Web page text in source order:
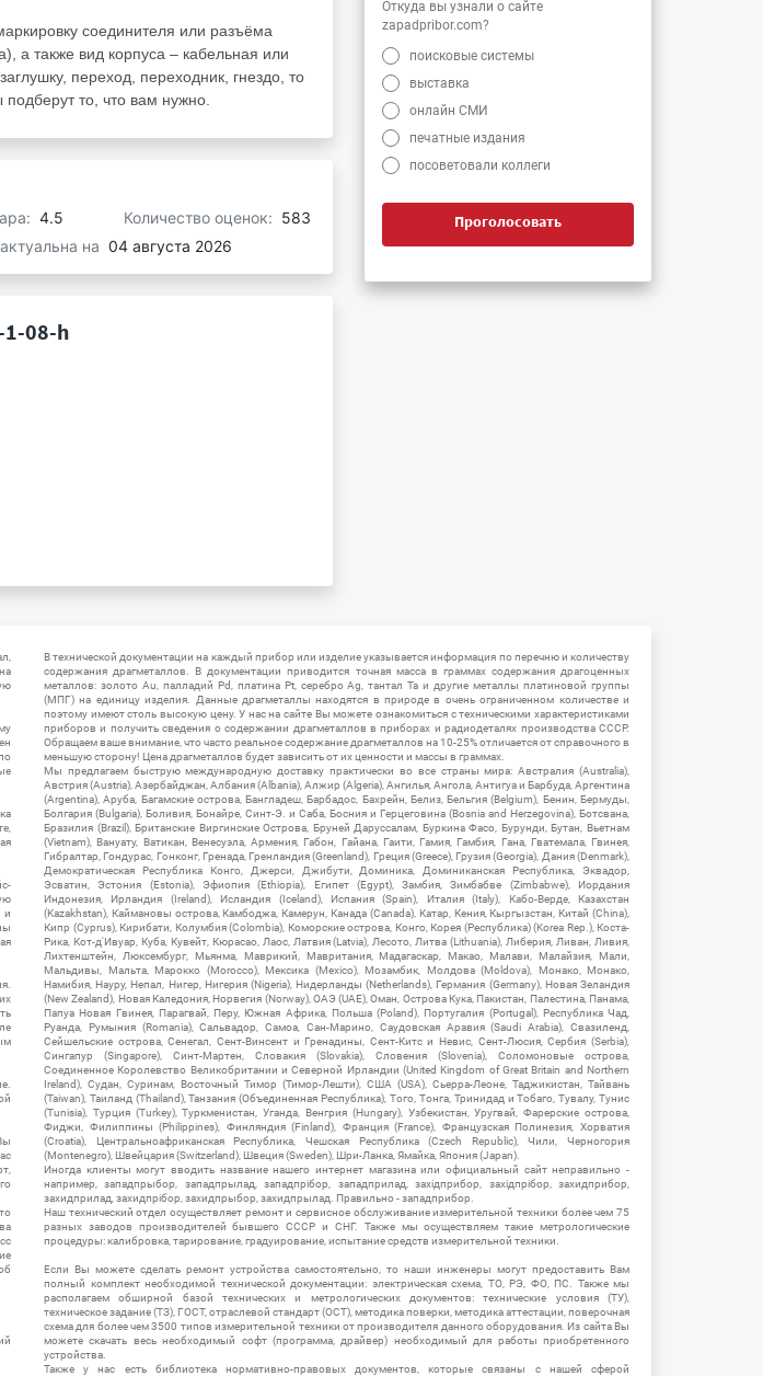
соединителя или разъёма
а также вид корпуса – кабельная или
переход, переходник, гнездо, то
то, что вам нужно.
4.5 Количество оценок: 583
на 04 августа 2026
08-h
Откуда вы узнали о сайте
zapadpribor.com?
поисковые системы
выставка
онлайн СМИ
печатные издания
посоветовали коллеги
Проголосовать
и
В технической документации на каждый прибор или изделие указывается информация по перечню и количеству
содержания драгметаллов. В документации приводится точная масса в граммах содержания драгоценных
металлов: золото Au, палладий Pd, платина Pt, серебро Ag, тантал Ta и другие металлы платиновой группы
(МПГ) на единицу изделия. Данные драгметаллы находятся в природе в очень ограниченном количестве и
поэтому имеют столь высокую цену. У нас на сайте Вы можете ознакомиться с техническими характеристиками
приборов и получить сведения о содержании драгметаллов в приборах и радиодеталях производства СССР.
Обращаем ваше внимание, что часто реальное содержание драгметаллов на 10-25% отличается от справочного в
меньшую сторону! Цена драгметаллов будет зависить от их ценности и массы в граммах.
Мы предлагаем быструю международную доставку практически во все страны мира: Австралия (Australia),
Австрия (Austria), Азербайджан, Албания (Albania), Алжир (Algeria), Ангилья, Ангола, Антигуа и Барбуда, Аргентина
(Argentina), Аруба, Багамские острова, Бангладеш, Барбадос, Бахрейн, Белиз, Бельгия (Belgium), Бенин, Бермуды,
Болгария (Bulgaria), Боливия, Бонайре, Синт-Э. и Саба, Босния и Герцеговина (Bosnia and Herzegovina), Ботсвана,
Бразилия (Brazil), Британские Виргинские Острова, Бруней Даруссалам, Буркина Фасо, Бурунди, Бутан, Вьетнам
(Vietnam), Вануату, Ватикан, Венесуэла, Армения, Габон, Гайана, Гаити, Гамия, Гамбия, Гана, Гватемала, Гвинея,
Гибралтар, Гондурас, Гонконг, Гренада, Гренландия (Greenland), Греция (Greece), Грузия (Georgia), Дания (Denmark),
Демократическая Республика Конго, Джерси, Джибути, Доминика, Доминиканская Республика, Эквадор,
Эсватин, Эстония (Estonia), Эфиопия (Ethiopia), Египет (Egypt), Замбия, Зимбабве (Zimbabwe), Иордания
Индонезия, Ирландия (Ireland), Исландия (Iceland), Испания (Spain), Италия (Italy), Кабо-Верде, Казахстан
(Kazakhstan), Каймановы острова, Камбоджа, Камерун, Канада (Canada), Катар, Кения, Кыргызстан, Китай (China),
Кипр (Cyprus), Кирибати, Колумбия (Colombia), Коморские острова, Конго, Корея (Республика) (Korea Rep.), Коста-
Рика, Кот-д'Ивуар, Куба, Кувейт, Кюрасао, Лаос, Латвия (Latvia), Лесото, Литва (Lithuania), Либерия, Ливан, Ливия,
Лихтенштейн, Люксембург, Мьянма, Маврикий, Мавритания, Мадагаскар, Макао, Малави, Малайзия, Мали,
Мальдивы, Мальта, Марокко (Morocco), Мексика (Mexico), Мозамбик, Молдова (Moldova), Монако, Монако,
Намибия, Науру, Непал, Нигер, Нигерия (Nigeria), Нидерланды (Netherlands), Германия (Germany), Новая Зеландия
(New Zealand), Новая Каледония, Норвегия (Norway), ОАЭ (UAE), Оман, Острова Кука, Пакистан, Палестина, Панама,
Папуа Новая Гвинея, Парагвай, Перу, Южная Африка, Польша (Poland), Португалия (Portugal), Республика Чад,
Руанда, Румыния (Romania), Сальвадор, Самоа, Сан-Марино, Саудовская Аравия (Saudi Arabia), Свазиленд,
Сейшельские острова, Сенегал, Сент-Винсент и Гренадины, Сент-Китс и Невис, Сент-Люсия, Сербия (Serbia),
Сингапур (Singapore), Синт-Мартен, Словакия (Slovakia), Словения (Slovenia), Соломоновые острова,
Соединенное Королевство Великобритании и Северной Ирландии (United Kingdom of Great Britain and Northern
Ireland), Судан, Суринам, Восточный Тимор (Тимор-Лешти), США (USA), Сьерра-Леоне, Таджикистан, Тайвань
(Taiwan), Таиланд (Thailand), Танзания (Объединенная Республика), Того, Тонга, Тринидад и Тобаго, Тувалу, Тунис
(Tunisia), Турция (Turkey), Туркменистан, Уганда, Венгрия (Hungary), Узбекистан, Уругвай, Фарерские острова,
Фиджи, Филиппины (Philippines), Финляндия (Finland), Франция (France), Французская Полинезия, Хорватия
(Croatia), Центральноафриканская Республика, Чешская Республика (Czech Republic), Чили, Черногория
(Montenegro), Швейцария (Switzerland), Швеция (Sweden), Шри-Ланка, Ямайка, Япония (Japan).
Иногда клиенты могут вводить название нашего интернет магазина или официальный сайт неправильно -
например, западпрыбор, западпрылад, западпрібор, западприлад, західприбор, західпрібор, захидприбор,
захидприлад, захидпрібор, захидпрыбор, захидпрылад. Правильно - западприбор.
Наш технический отдел осуществляет ремонт и сервисное обслуживание измерительной техники более чем 75
разных заводов производителей бывшего СССР и СНГ. Также мы осуществляем такие метрологические
процедуры: калибровка, тарирование, градуирование, испытание средств измерительной техники.
Если Вы можете сделать ремонт устройства самостоятельно, то наши инженеры могут предоставить Вам
полный комплект необходимой технической документации: электрическая схема, ТО, РЭ, ФО, ПС. Также мы
располагаем обширной базой технических и метрологических документов: технические условия (ТУ),
техническое задание (ТЗ), ГОСТ, отраслевой стандарт (ОСТ), методика поверки, методика аттестации, поверочная
схема для более чем 3500 типов измерительной техники от производителя данного оборудования. Из сайта Вы
можете скачать весь необходимый софт (программа, драйвер) необходимый для работы приобретенного
устройства.
Также у нас есть библиотека нормативно-правовых документов, которые связаны с нашей сферой